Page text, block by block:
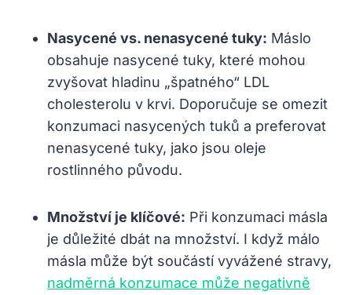
Nasycené vs. nenasycené tuky: Máslo
obsahuje nasycené tuky, které mohou
zvyšovat hladinu „špatného“ LDL
cholesterolu v krvi. Doporučuje se omezit
konzumaci nasycených tuků a preferovat
nenasycené tuky, jako jsou oleje
rostlinného původu.
Množství je klíčové: Při konzumaci másla
je důležité dbát na množství. I když málo
másla může být součástí vyvážené stravy,
nadměrná konzumace může negativně